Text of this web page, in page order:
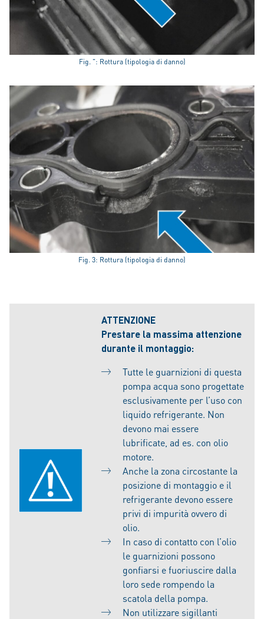
Fig. ": Rottura (tipologia di danno)
Fig. 3: Rottura (tipologia di danno)
ATTENZIONE
Prestare la massima attenzione
durante il montaggio:
Tutte le guarnizioni di questa
pompa acqua sono progettate
esclusivamente per l’uso con
liquido refrigerante. Non
devono mai essere
lubrificate, ad es. con olio
motore.
Anche la zona circostante la
posizione di montaggio e il
refrigerante devono essere
privi di impurità ovvero di
olio.
In caso di contatto con l’olio
le guarnizioni possono
gonfiarsi e fuoriuscire dalla
loro sede rompendo la
scatola della pompa.
Non utilizzare sigillanti